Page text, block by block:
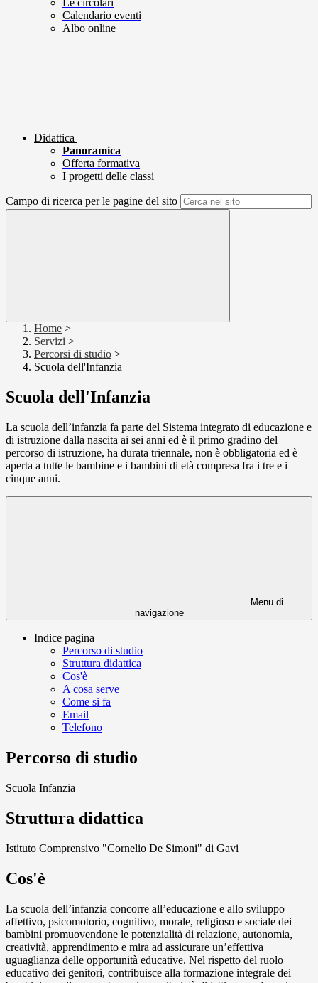
Le circolari
Calendario eventi
Albo online
Didattica
Panoramica
Offerta formativa
I progetti delle classi
Campo di ricerca per le pagine del sito
Home >
Servizi >
Percorsi di studio >
Scuola dell'Infanzia
Scuola dell'Infanzia
La scuola dell’infanzia fa parte del Sistema integrato di educazione e
di istruzione dalla nascita ai sei anni ed è il primo gradino del
percorso di istruzione, ha durata triennale, non è obbligatoria ed è
aperta a tutte le bambine e i bambini di età compresa fra i tre e i
cinque anni.
Menu di
navigazione
Indice pagina
Percorso di studio
Struttura didattica
Cos'è
A cosa serve
Come si fa
Email
Telefono
Percorso di studio
Scuola Infanzia
Struttura didattica
Istituto Comprensivo "Cornelio De Simoni" di Gavi
Cos'è
La scuola dell’infanzia concorre all’educazione e allo sviluppo
affettivo, psicomotorio, cognitivo, morale, religioso e sociale dei
bambini promuovendone le potenzialità di relazione, autonomia,
creatività, apprendimento e mira ad assicurare un’effettiva
uguaglianza delle opportunità educative. Nel rispetto del ruolo
educativo dei genitori, contribuisce alla formazione integrale dei